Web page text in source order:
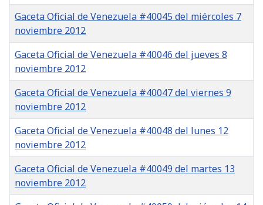
Gaceta Oficial de Venezuela #40045 del miércoles 7
noviembre 2012
Gaceta Oficial de Venezuela #40046 del jueves 8
noviembre 2012
Gaceta Oficial de Venezuela #40047 del viernes 9
noviembre 2012
Gaceta Oficial de Venezuela #40048 del lunes 12
noviembre 2012
Gaceta Oficial de Venezuela #40049 del martes 13
noviembre 2012